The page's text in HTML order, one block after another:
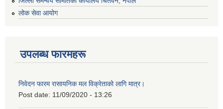
लोक सेवा आयोग
उपलब्ध फारमहरू
निवेदन फारम रासायनिक मल विक्रेताको लागि मात्र।
Post date: 11/09/2020 - 13:26